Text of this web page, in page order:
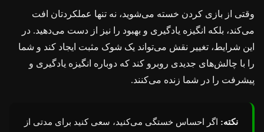
وقتی از بازی کردن خسته می‌شوید، نه تنها عملکردتان افت
می‌کند، بلکه انگیزه یادگیری و بهبود را نیز از دست می‌دهید. در
این شرایط، تغییر نقش می‌تواند یک شوک مثبت ایجاد کند و شما
را با چالش‌های جدیدی روبرو کند که دوباره انگیزه یادگیری و
پیشرفت را در شما زنده می‌کنند.
نکته: اگر احساس خستگی می‌کنید، سعی کنید برای مدتی از